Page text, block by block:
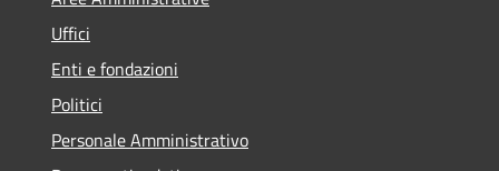
Uffici
Enti e fondazioni
Politici
Personale Amministrativo